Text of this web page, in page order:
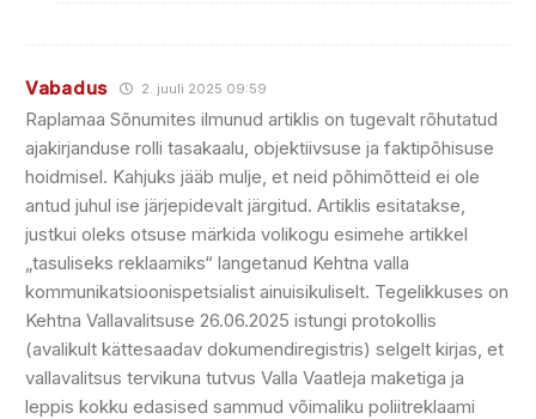
Vabadus 2. juuli 2025 09:59
Raplamaa Sõnumites ilmunud artiklis on tugevalt rõhutatud
ajakirjanduse rolli tasakaalu, objektiivsuse ja faktipõhisuse
hoidmisel. Kahjuks jääb mulje, et neid põhimõtteid ei ole
antud juhul ise järjepidevalt järgitud. Artiklis esitatakse,
justkui oleks otsuse märkida volikogu esimehe artikkel
„tasuliseks reklaamiks“ langetanud Kehtna valla
kommunikatsioonispetsialist ainuisikuliselt. Tegelikkuses on
Kehtna Vallavalitsuse 26.06.2025 istungi protokollis
(avalikult kättesaadav dokumendiregistris) selgelt kirjas, et
vallavalitsus tervikuna tutvus Valla Vaatleja maketiga ja
leppis kokku edasised sammud võimaliku poliitreklaami